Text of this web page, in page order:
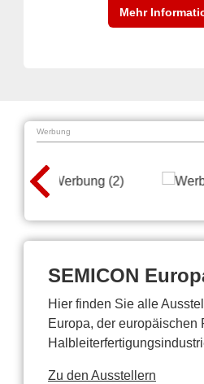
Mehr
Werbung
SEMICON
Hier finden Sie alle
Europa, der europäischen
Zu den Ausstellern